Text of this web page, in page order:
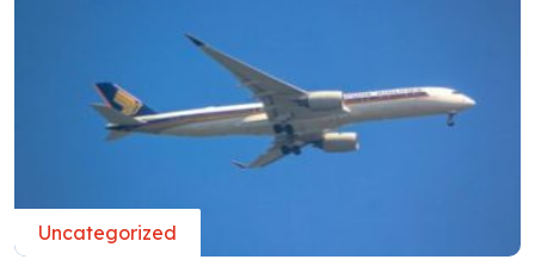
Uncategorized